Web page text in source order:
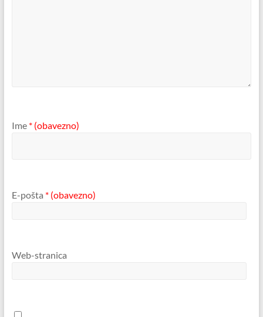
Ime * (obavezno)
E-pošta * (obavezno)
Web-stranica